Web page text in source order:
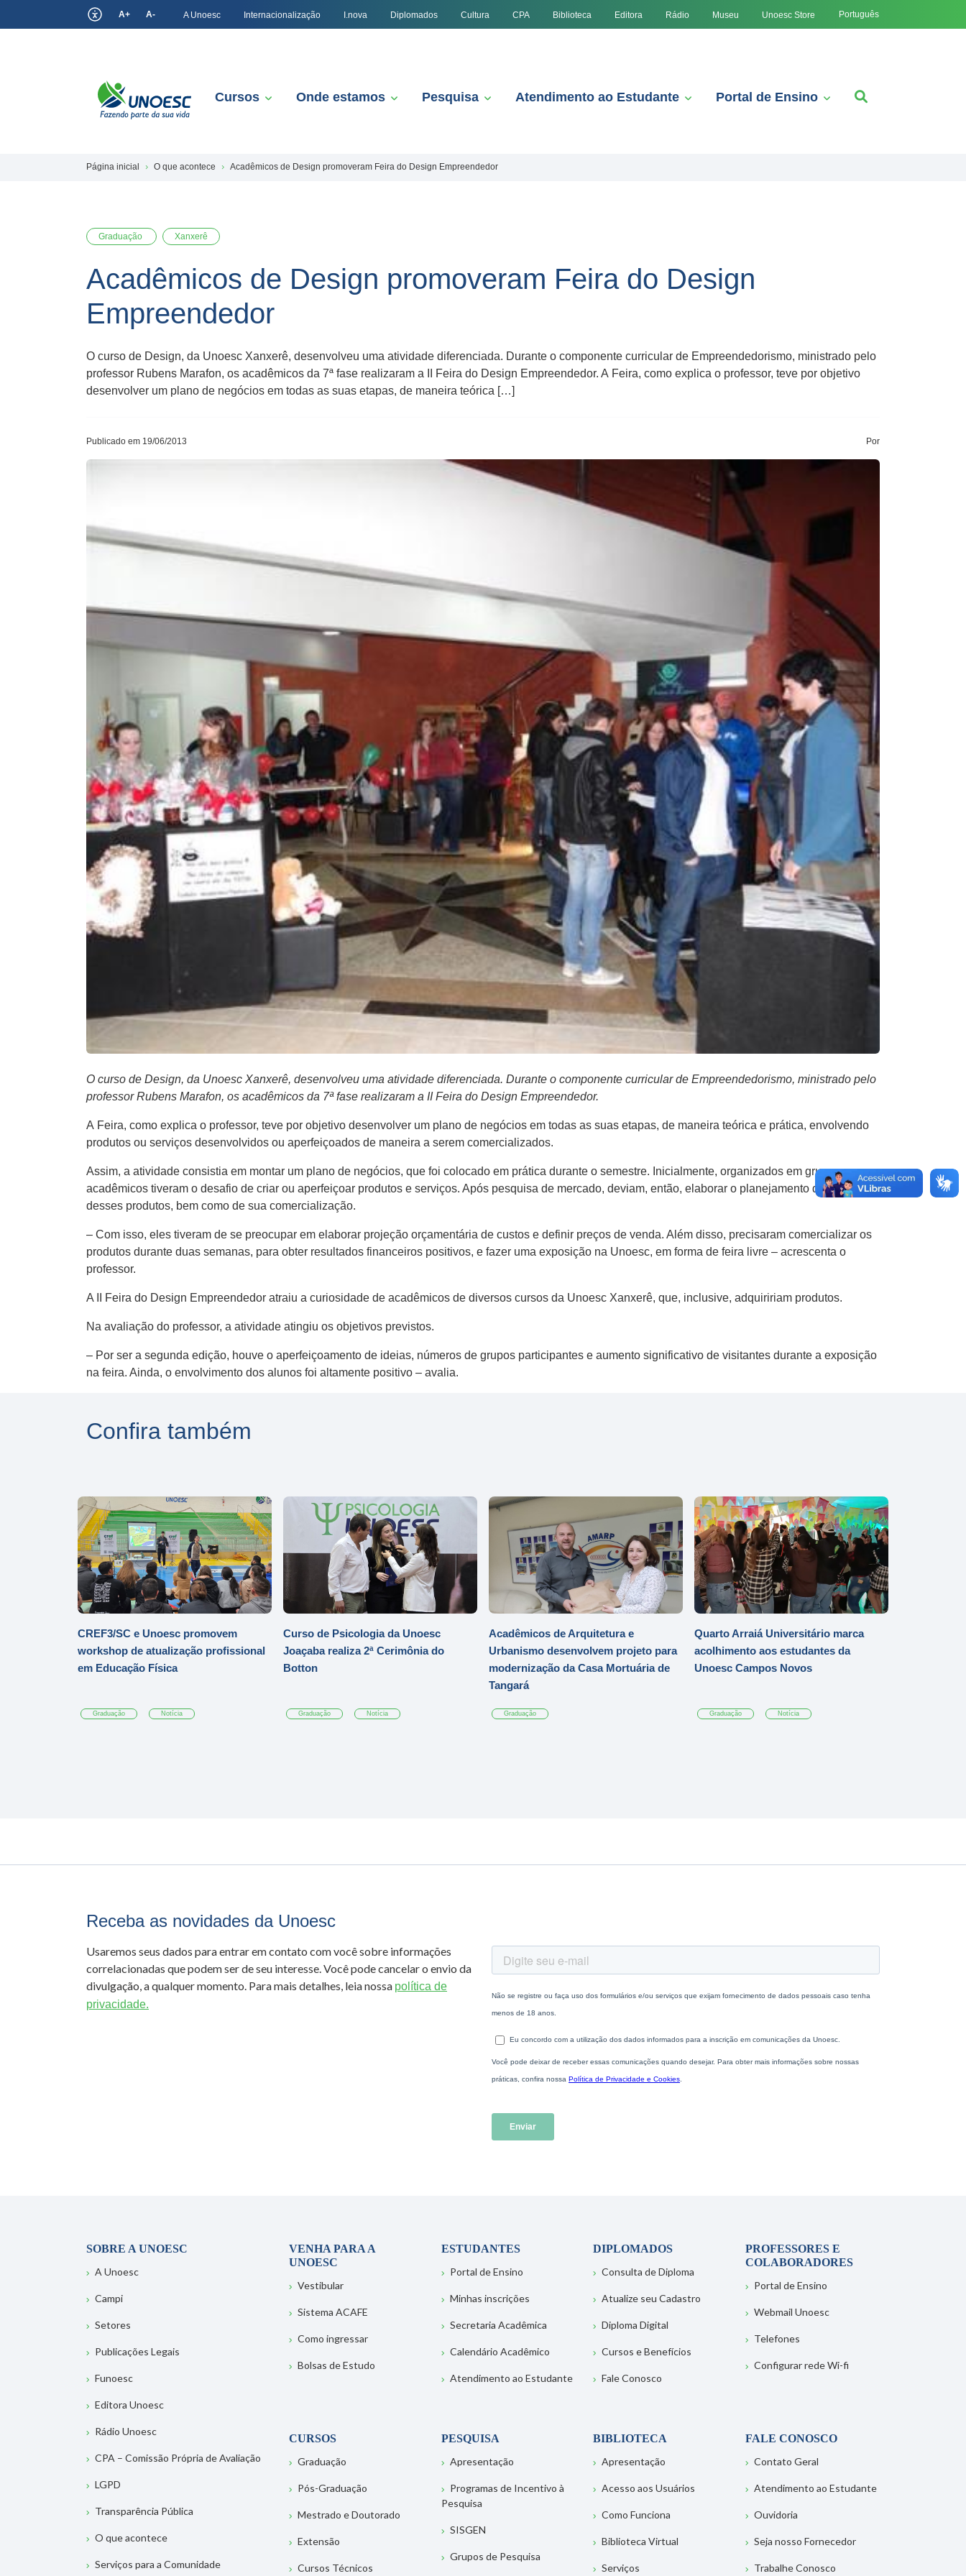
A+ A- A Unoesc Internacionalização I.nova Diplomados Cultura CPA Biblioteca Editora Rádio Museu Unoesc Store Português
Cursos Onde estamos Pesquisa Atendimento ao Estudante Portal de Ensino
Página inicial O que acontece Acadêmicos de Design promoveram Feira do Design Empreendedor
Graduação Xanxerê
Acadêmicos de Design promoveram Feira do Design
Empreendedor
O curso de Design, da Unoesc Xanxerê, desenvolveu uma atividade diferenciada. Durante o componente curricular de Empreendedorismo, ministrado pelo
professor Rubens Marafon, os acadêmicos da 7ª fase realizaram a II Feira do Design Empreendedor. A Feira, como explica o professor, teve por objetivo
desenvolver um plano de negócios em todas as suas etapas, de maneira teórica […]
Publicado em 19/06/2013 Por
O curso de Design, da Unoesc Xanxerê, desenvolveu uma atividade diferenciada. Durante o componente curricular de Empreendedorismo, ministrado pelo
professor Rubens Marafon, os acadêmicos da 7ª fase realizaram a II Feira do Design Empreendedor.
A Feira, como explica o professor, teve por objetivo desenvolver um plano de negócios em todas as suas etapas, de maneira teórica e prática, envolvendo
produtos ou serviços desenvolvidos ou aperfeiçoados de maneira a serem comercializados.
Assim, a atividade consistia em montar um plano de negócios, que foi colocado em prática durante o semestre. Inicialmente, organizados em grupos, os
acadêmicos tiveram o desafio de criar ou aperfeiçoar produtos e serviços. Após pesquisa de mercado, deviam, então, elaborar o planejamento de produção
desses produtos, bem como de sua comercialização.
– Com isso, eles tiveram de se preocupar em elaborar projeção orçamentária de custos e definir preços de venda. Além disso, precisaram comercializar os
produtos durante duas semanas, para obter resultados financeiros positivos, e fazer uma exposição na Unoesc, em forma de feira livre – acrescenta o
professor.
A II Feira do Design Empreendedor atraiu a curiosidade de acadêmicos de diversos cursos da Unoesc Xanxerê, que, inclusive, adquiririam produtos.
Na avaliação do professor, a atividade atingiu os objetivos previstos.
– Por ser a segunda edição, houve o aperfeiçoamento de ideias, números de grupos participantes e aumento significativo de visitantes durante a exposição
na feira. Ainda, o envolvimento dos alunos foi altamente positivo – avalia.
Confira também
CREF3/SC e Unoesc promovem
workshop de atualização profissional
em Educação Física
Graduação Notícia
Curso de Psicologia da Unoesc
Joaçaba realiza 2ª Cerimônia do
Botton
Graduação Notícia
Acadêmicos de Arquitetura e
Urbanismo desenvolvem projeto para
modernização da Casa Mortuária de
Tangará
Graduação
Quarto Arraiá Universitário marca
acolhimento aos estudantes da
Unoesc Campos Novos
Graduação Notícia
Receba as novidades da Unoesc
Usaremos seus dados para entrar em contato com você sobre informações
correlacionadas que podem ser de seu interesse. Você pode cancelar o envio da
divulgação, a qualquer momento. Para mais detalhes, leia nossa política de
privacidade.
SOBRE A UNOESC
A Unoesc
Campi
Setores
Publicações Legais
Funoesc
Editora Unoesc
Rádio Unoesc
CPA – Comissão Própria de Avaliação
LGPD
Transparência Pública
O que acontece
Serviços para a Comunidade
VENHA PARA A
UNOESC
Vestibular
Sistema ACAFE
Como ingressar
Bolsas de Estudo
ESTUDANTES
Portal de Ensino
Minhas inscrições
Secretaria Acadêmica
Calendário Acadêmico
Atendimento ao Estudante
DIPLOMADOS
Consulta de Diploma
Atualize seu Cadastro
Diploma Digital
Cursos e Benefícios
Fale Conosco
PROFESSORES E
COLABORADORES
Portal de Ensino
Webmail Unoesc
Telefones
Configurar rede Wi-fi
CURSOS
Graduação
Pós-Graduação
Mestrado e Doutorado
Extensão
Cursos Técnicos
PESQUISA
Apresentação
Programas de Incentivo à
Pesquisa
SISGEN
Grupos de Pesquisa
BIBLIOTECA
Apresentação
Acesso aos Usuários
Como Funciona
Biblioteca Virtual
Serviços
FALE CONOSCO
Contato Geral
Atendimento ao Estudante
Ouvidoria
Seja nosso Fornecedor
Trabalhe Conosco